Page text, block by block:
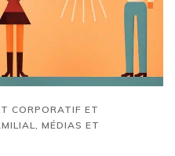
CORPORATIF ET
MÉDIAS ET